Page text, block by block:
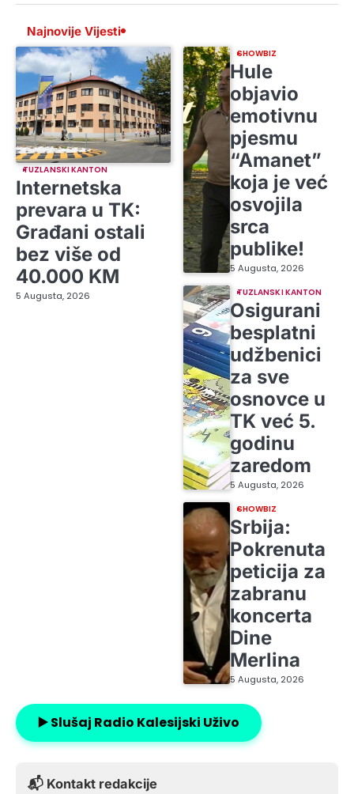
Najnovije Vijesti
TUZLANSKI KANTON
Internetska
prevara u TK:
Građani ostali
bez više od
40.000 KM
5 Augusta, 2026
SHOWBIZ
Hule
objavio
emotivnu
pjesmu
“Amanet”
koja je već
osvojila
srca
publike!
5 Augusta, 2026
TUZLANSKI KANTON
Osigurani
besplatni
udžbenici
za sve
osnovce u
TK već 5.
godinu
zaredom
5 Augusta, 2026
SHOWBIZ
Srbija:
Pokrenuta
peticija za
zabranu
koncerta
Dine
Merlina
5 Augusta, 2026
▶️ Slušaj Radio Kalesijski Uživo
📬 Kontakt redakcije